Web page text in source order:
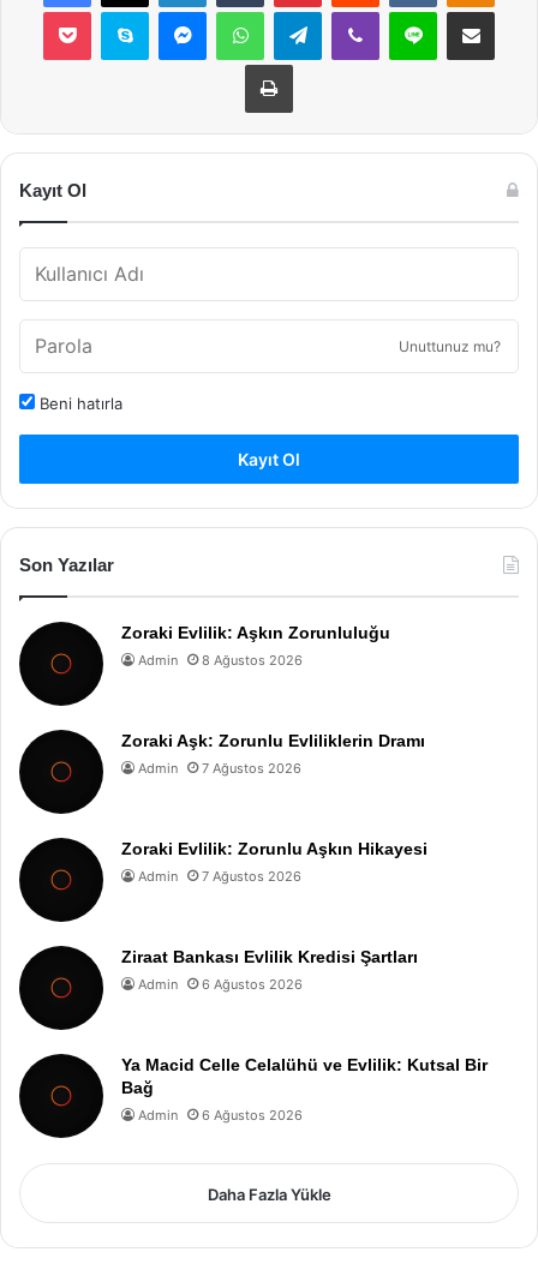
Pocket Skype MessengerWhatsAppTelegramViber Line E-Posta ile
Yazdır
Kayıt Ol
Unuttunuz mu?
Beni hatırla
Kayıt Ol
Son Yazılar
Zoraki Evlilik: Aşkın Zorunluluğu
Admin 8 Ağustos 2026
Zoraki Aşk: Zorunlu Evliliklerin Dramı
Admin 7 Ağustos 2026
Zoraki Evlilik: Zorunlu Aşkın Hikayesi
Admin 7 Ağustos 2026
Ziraat Bankası Evlilik Kredisi Şartları
Admin 6 Ağustos 2026
Ya Macid Celle Celalühü ve Evlilik: Kutsal Bir
Bağ
Admin 6 Ağustos 2026
Daha Fazla Yükle